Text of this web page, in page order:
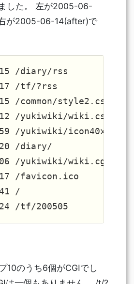
した。 左が2005-06-
が2005-06-14(after)で
/diary/rss
/tf/?rss
/common/
/yukiwiki/
/yukiwiki/
/diary/
/yukiwiki/
/favicon.ico
/
10のうち6個がCGIでし